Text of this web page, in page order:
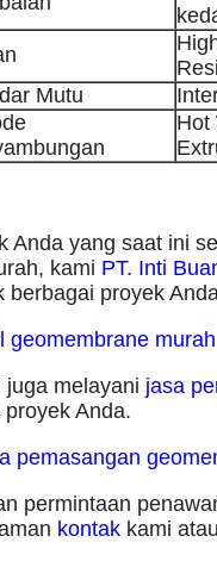
Mutu
Hot
Anda yang saat ini
kami PT. Inti
berbagai proyek
juga melayani jasa
proyek Anda.
permintaan
kontak kami